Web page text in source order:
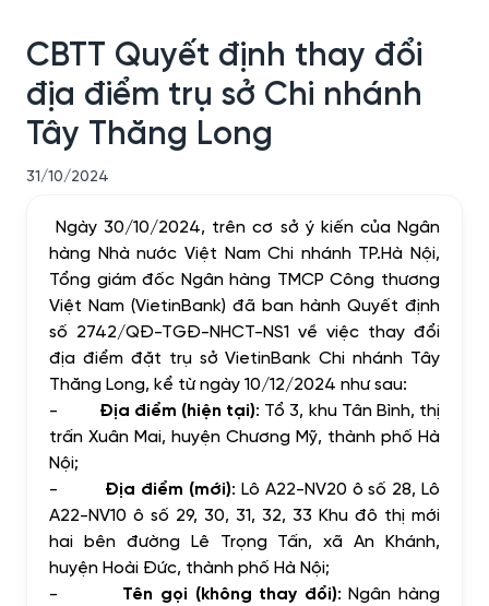
CBTT Quyết định thay đổi
địa điểm trụ sở Chi nhánh
Tây Thăng Long
31/10/2024
Ngày 30/10/2024, trên cơ sở ý kiến của Ngân
hàng Nhà nước Việt Nam Chi nhánh TP.Hà Nội,
Tổng giám đốc Ngân hàng TMCP Công thương
Việt Nam (VietinBank) đã ban hành Quyết định
số 2742/QĐ-TGĐ-NHCT-NS1 về việc thay đổi
địa điểm đặt trụ sở VietinBank Chi nhánh Tây
Thăng Long, kể từ ngày 10/12/2024 như sau:
-
Địa điểm (hiện tại): Tổ 3, khu Tân Bình, thị
trấn Xuân Mai, huyện Chương Mỹ, thành phố Hà
Nội;
-
Địa điểm (mới): Lô A22-NV20 ô số 28, Lô
A22-NV10 ô số 29, 30, 31, 32, 33 Khu đô thị mới
hai bên đường Lê Trọng Tấn,xã An Khánh,
huyện Hoài Đức, thành phố Hà Nội;
-
Tên gọi (không thay đổi): Ngân hàng